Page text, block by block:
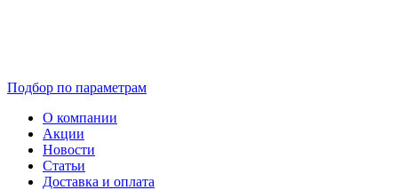
Подбор по параметрам
О компании
Акции
Новости
Статьи
Доставка и оплата